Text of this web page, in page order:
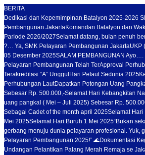
BERITA
Dedikasi dan Kepemimpinan Batalyon 2025-2026
Pembangunan JakartaKomandan Batalyon dan
Pariode 2026/2027Selamat datang, bulan penuh
?… Ya, SMK Pelayaran Pembangunan JakartaUKP
05 Desember 2025SALAM PEMBANGUNAN
Pelayaran Pembangunan Telah TerApproval
Terakreditasi “A” Unggul Hari Pelaut Sedunia 2025
Perhubungan LautDapatkan Potongan Uang
Sebesar Rp. 500.000,-Selamat Hari Kebangkitan
uang pangkal ( Mei – Juli 2025) Sebesar Rp.
Sebagai Cadet of the month april 2025Selamat Hari
Mei 2025Selamat Hari Buruh 1 Mei 2025“Bukan
gerbang menuju dunia pelayaran profesional. Yuk,
Pelayaran Pembangunan 2025!” 🌊Dokumentasi
Undangan Pelantikan Palang Merah Remaja se